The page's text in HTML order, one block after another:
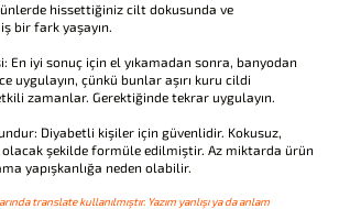
hissettiğiniz cilt dokusunda ve
bir fark yaşayın.
En iyi sonuç için el yıkamadan sonra, banyodan
uygulayın, çünkü bunlar aşırı kuru cildi
zamanlar. Gerektiğinde tekrar uygulayın.
Diyabetli kişiler için güvenlidir. Kokusuz,
olacak şekilde formüle edilmiştir. Az miktarda ürün
yapışkanlığa neden olabilir.
translate kullanılmıştır. Yazım yanlışı ya da anlam